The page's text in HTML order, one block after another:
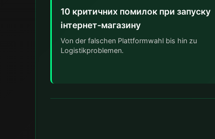
10 критичних помилок при запуску
інтернет-магазину
Von der falschen Plattformwahl bis hin zu
Logistikproblemen.